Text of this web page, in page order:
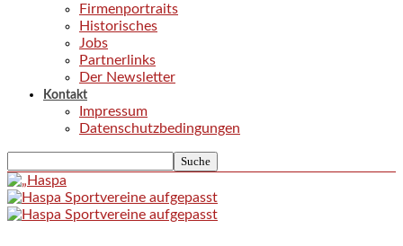
Firmenportraits
Historisches
Jobs
Partnerlinks
Der Newsletter
Kontakt
Impressum
Datenschutzbedingungen